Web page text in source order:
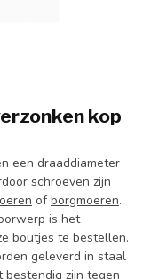
kop
een draaddiameter
schroeven zijn
ofborgmoeren.
is het
boutjes te bestellen.
geleverd in staal
bestendig zijn tegen